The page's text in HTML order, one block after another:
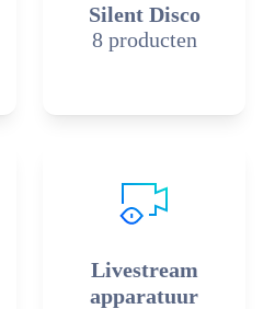
Silent Disco
8 producten
Livestream
apparatuur